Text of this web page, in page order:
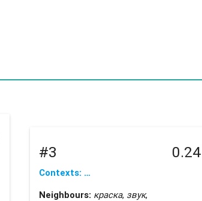
#3 0.24
Contexts: …
Neighbours: краска, звук,